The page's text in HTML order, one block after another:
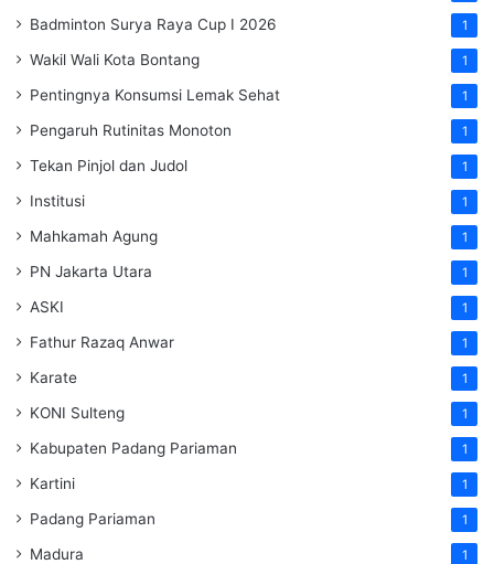
Badminton Surya Raya Cup I 2026 1
Wakil Wali Kota Bontang 1
Pentingnya Konsumsi Lemak Sehat 1
Pengaruh Rutinitas Monoton 1
Tekan Pinjol dan Judol 1
Institusi 1
Mahkamah Agung 1
PN Jakarta Utara 1
ASKI 1
Fathur Razaq Anwar 1
Karate 1
KONI Sulteng 1
Kabupaten Padang Pariaman 1
Kartini 1
Padang Pariaman 1
Madura 1